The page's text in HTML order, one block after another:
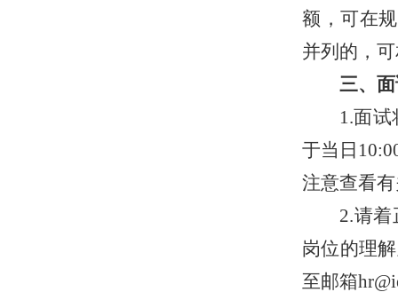
额，可在
并列的，
三、
1.面试
于当日
注意查看
2.请
岗位的理
至邮箱